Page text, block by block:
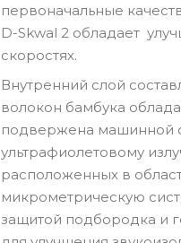
первоначальные
D-Skwal 2 обладает
скоростях.
Внутренний слой
волокон бамбука
подвержена машинной
ультрафиолетовому
расположенных в
микрометрическую
защитой подбородка и